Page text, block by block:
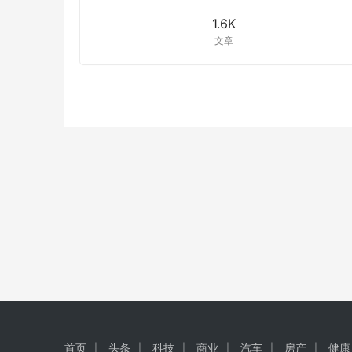
1.6K
文章
首页 头条 科技 商业 汽车 房产 健康